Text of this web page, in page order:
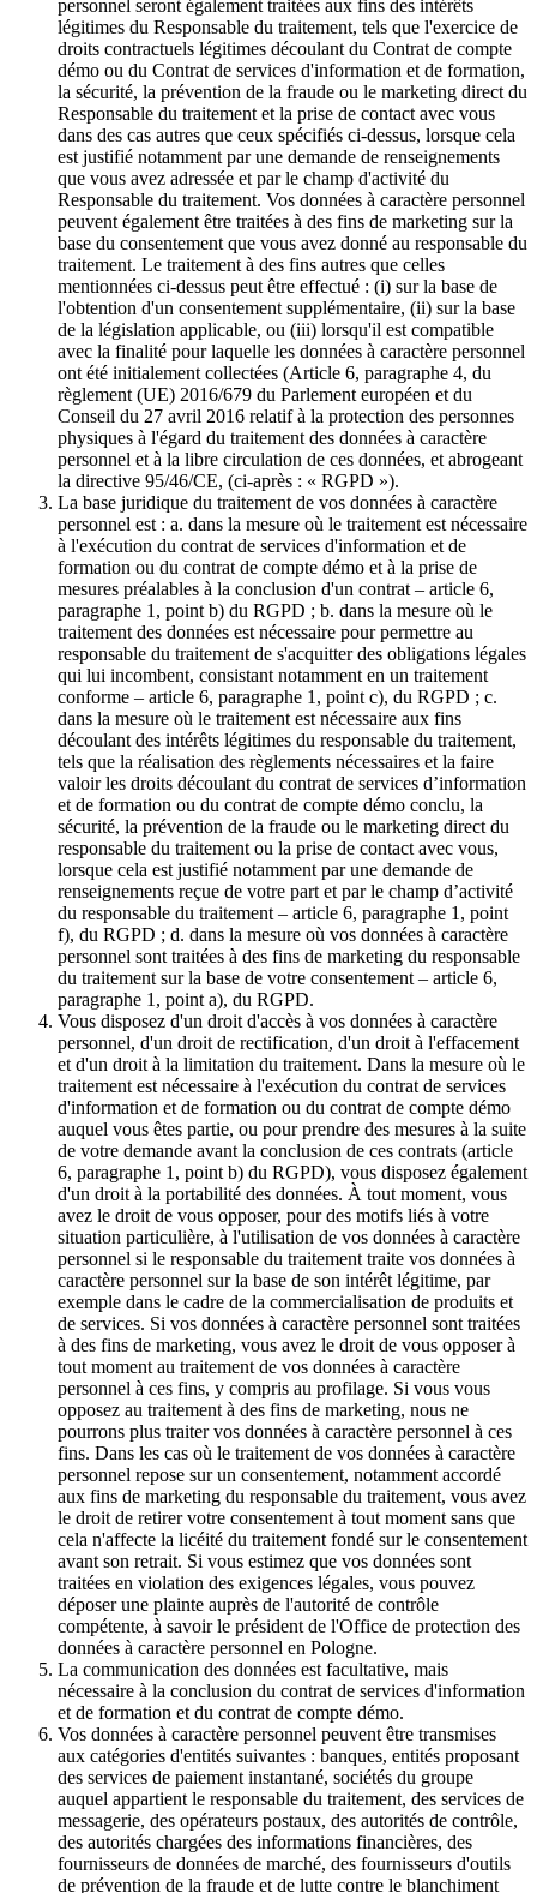
personnel seront également traitées aux fins des intérêts
légitimes du Responsable du traitement, tels que l'exercice de
droits contractuels légitimes découlant du Contrat de compte
démo ou du Contrat de services d'information et de formation,
la sécurité, la prévention de la fraude ou le marketing direct du
Responsable du traitement et la prise de contact avec vous
dans des cas autres que ceux spécifiés ci-dessus, lorsque cela
est justifié notamment par une demande de renseignements
que vous avez adressée et par le champ d'activité du
Responsable du traitement. Vos données à caractère personnel
peuvent également être traitées à des fins de marketing sur la
base du consentement que vous avez donné au responsable du
traitement. Le traitement à des fins autres que celles
mentionnées ci-dessus peut être effectué : (i) sur la base de
l'obtention d'un consentement supplémentaire, (ii) sur la base
de la législation applicable, ou (iii) lorsqu'il est compatible
avec la finalité pour laquelle les données à caractère personnel
ont été initialement collectées (Article 6, paragraphe 4, du
règlement (UE) 2016/679 du Parlement européen et du
Conseil du 27 avril 2016 relatif à la protection des personnes
physiques à l'égard du traitement des données à caractère
personnel et à la libre circulation de ces données, et abrogeant
la directive 95/46/CE, (ci-après : « RGPD »).
La base juridique du traitement de vos données à caractère
personnel est : a. dans la mesure où le traitement est nécessaire
à l'exécution du contrat de services d'information et de
formation ou du contrat de compte démo et à la prise de
mesures préalables à la conclusion d'un contrat – article 6,
paragraphe 1, point b) du RGPD ; b. dans la mesure où le
traitement des données est nécessaire pour permettre au
responsable du traitement de s'acquitter des obligations légales
qui lui incombent, consistant notamment en un traitement
conforme – article 6, paragraphe 1, point c), du RGPD ; c.
dans la mesure où le traitement est nécessaire aux fins
découlant des intérêts légitimes du responsable du traitement,
tels que la réalisation des règlements nécessaires et la faire
valoir les droits découlant du contrat de services d’information
et de formation ou du contrat de compte démo conclu, la
sécurité, la prévention de la fraude ou le marketing direct du
responsable du traitement ou la prise de contact avec vous,
lorsque cela est justifié notamment par une demande de
renseignements reçue de votre part et par le champ d’activité
du responsable du traitement – article 6, paragraphe 1, point
f), du RGPD ; d. dans la mesure où vos données à caractère
personnel sont traitées à des fins de marketing du responsable
du traitement sur la base de votre consentement – article 6,
paragraphe 1, point a), du RGPD.
Vous disposez d'un droit d'accès à vos données à caractère
personnel, d'un droit de rectification, d'un droit à l'effacement
et d'un droit à la limitation du traitement. Dans la mesure où le
traitement est nécessaire à l'exécution du contrat de services
d'information et de formation ou du contrat de compte démo
auquel vous êtes partie, ou pour prendre des mesures à la suite
de votre demande avant la conclusion de ces contrats (article
6, paragraphe 1, point b) du RGPD), vous disposez également
d'un droit à la portabilité des données. À tout moment, vous
avez le droit de vous opposer, pour des motifs liés à votre
situation particulière, à l'utilisation de vos données à caractère
personnel si le responsable du traitement traite vos données à
caractère personnel sur la base de son intérêt légitime, par
exemple dans le cadre de la commercialisation de produits et
de services. Si vos données à caractère personnel sont traitées
à des fins de marketing, vous avez le droit de vous opposer à
tout moment au traitement de vos données à caractère
personnel à ces fins, y compris au profilage. Si vous vous
opposez au traitement à des fins de marketing, nous ne
pourrons plus traiter vos données à caractère personnel à ces
fins. Dans les cas où le traitement de vos données à caractère
personnel repose sur un consentement, notamment accordé
aux fins de marketing du responsable du traitement, vous avez
le droit de retirer votre consentement à tout moment sans que
cela n'affecte la licéité du traitement fondé sur le consentement
avant son retrait. Si vous estimez que vos données sont
traitées en violation des exigences légales, vous pouvez
déposer une plainte auprès de l'autorité de contrôle
compétente, à savoir le président de l'Office de protection des
données à caractère personnel en Pologne.
La communication des données est facultative, mais
nécessaire à la conclusion du contrat de services d'information
et de formation et du contrat de compte démo.
Vos données à caractère personnel peuvent être transmises
aux catégories d'entités suivantes : banques, entités proposant
des services de paiement instantané, sociétés du groupe
auquel appartient le responsable du traitement, des services de
messagerie, des opérateurs postaux, des autorités de contrôle,
des autorités chargées des informations financières, des
fournisseurs de données de marché, des fournisseurs d'outils
de prévention de la fraude et de lutte contre le blanchiment